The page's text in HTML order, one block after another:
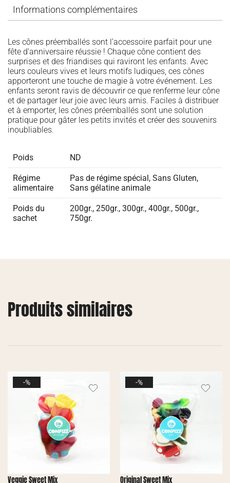
Informations complémentaires
Les cônes préemballés sont l’accessoire parfait pour une
fête d’anniversaire réussie ! Chaque cône contient des
surprises et des friandises qui raviront les enfants. Avec
leurs couleurs vives et leurs motifs ludiques, ces cônes
apporteront une touche de magie à votre événement. Les
enfants seront ravis de découvrir ce que renferme leur cône
et de partager leur joie avec leurs amis. Faciles à distribuer
et à emporter, les cônes préemballés sont une solution
pratique pour gâter les petits invités et créer des souvenirs
inoubliables.
Poids ND
Régime
alimentaire
Pas de régime spécial , Sans Gluten,
Sans gélatine animale
Poids du
sachet
200gr., 250gr., 300gr., 400gr., 500gr.,
750gr.
Produits similaires
-%
Veggie Sweet Mix
-%
Original Sweet Mix